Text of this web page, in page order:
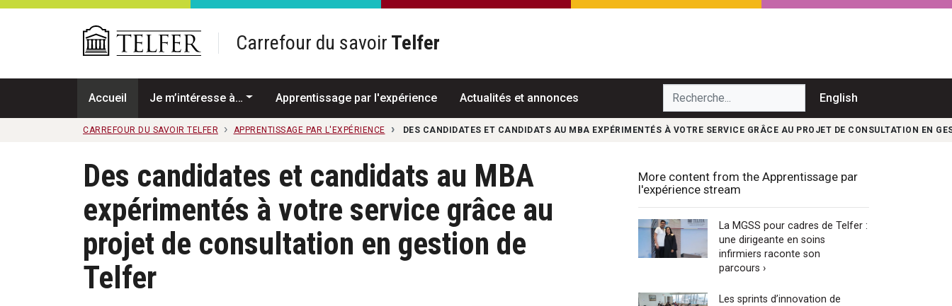
Passer au contenu principal
Carrefour du savoir Telfer
Accueil Je m’intéresse à… Apprentissage par l'expérience Actualités et annonces Recherche... English
CARREFOUR DU SAVOIR TELFER APPRENTISSAGE PAR L'EXPÉRIENCE DES CANDIDATES ET CANDIDATS AU MBA EXPÉRIMENTÉS À VOTRE SERVICE GRÂCE AU PROJET DE CONSULTATION EN
Des candidates et candidats au MBA
expérimentés à votre service grâce au
projet de consultation en gestion de
Telfer
More content from the Apprentissage par
l'expérience stream
La MGSS pour cadres de Telfer :
une dirigeante en soins
infirmiers raconte son
parcours ›
Les sprints d’innovation de